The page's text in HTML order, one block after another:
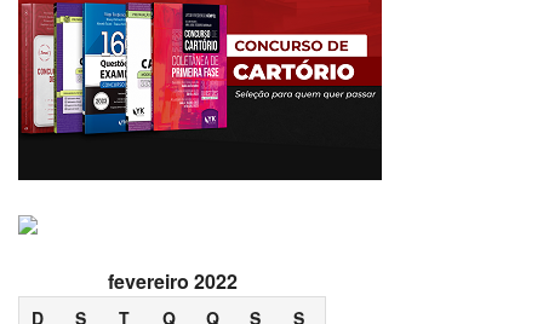
fevereiro 2022
D S T Q Q S S